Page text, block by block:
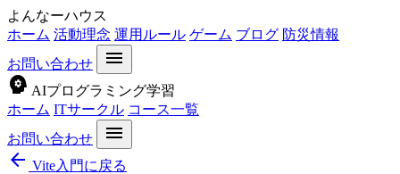
よんなーハウス
ホーム 活動理念 運用ルール ゲーム ブログ 防災情報
お問い合わせ
menu
psychology AIプログラミング学習
ホーム ITサークル コース一覧
お問い合わせ
menu
arrow_back Vite入門に戻る